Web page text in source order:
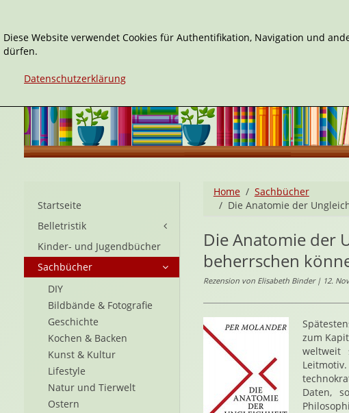
Home
Sachbücher
Die Anatomie der
Die Anatomie der
beherrschen
Rezension von Elisabeth Binder | 12.
zum
weltweit
Daten,
Startseite
Belletristik
Kinder- und Jugendbücher
Sachbücher
DIY
Bildbände & Fotografie
Geschichte
Kochen & Backen
Kunst & Kultur
Lifestyle
Natur und Tierwelt
Ostern
Diese Website verwendet Cookies für Authentifikation, Navigation und
dürfen.
Datenschutzerklärung